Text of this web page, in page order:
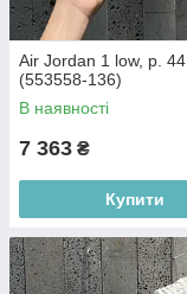
Air Jordan 1 low, р. 44
(553558-136)
В наявності
7 363 ₴
Купити